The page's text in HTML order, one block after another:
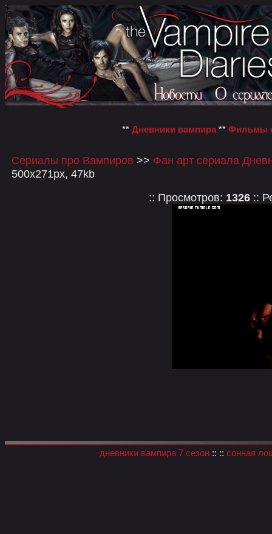
** Дневники вампира ** Фильмы
Сериалы про Вампиров >> Фан арт сериала
500x271px, 47kb
:: Просмотров: 1326 ::
дневники вампира 7 сезон:: :: сонная